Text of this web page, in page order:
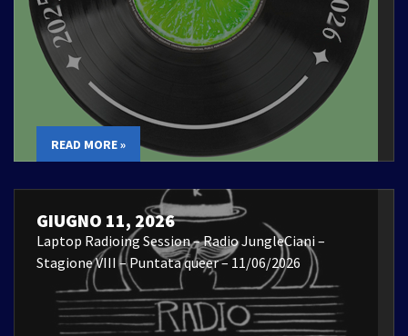
READ MORE »
GIUGNO 11, 2026
Laptop Radioing Session – Radio JungleCiani –
Stagione VIII – Puntata queer – 11/06/2026